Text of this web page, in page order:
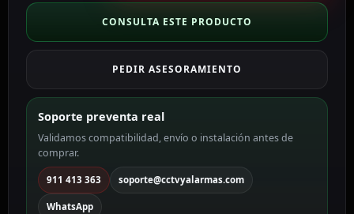
PoE
gama
WiFi
DS-
7608NXI-
K2/8P(D)
cantidad
CONSULTA ESTE PRODUCTO
PEDIR ASESORAMIENTO
Soporte preventa real
Validamos compatibilidad, envío o instalación antes de
comprar.
911 413 363 soporte@cctvyalarmas.com
WhatsApp